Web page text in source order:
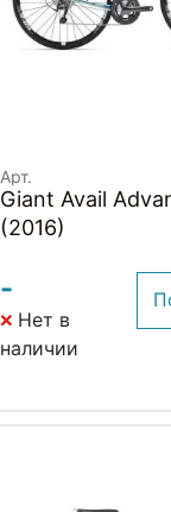
Арт.
Giant Avail
(2016)
-
Нет в
наличии